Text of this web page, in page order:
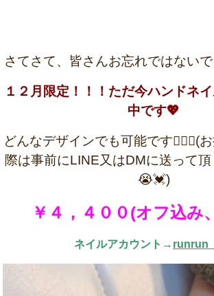
さてさて、皆さんお忘れではない
１２月限定！！！ただ今ハンドネ
中です💖
どんなデザインでも可能です🙆‍♀️✨(
際は事前にLINE又はDMに送って
😭💓)
￥４，４００(オフ込み
ネイルアカウント→